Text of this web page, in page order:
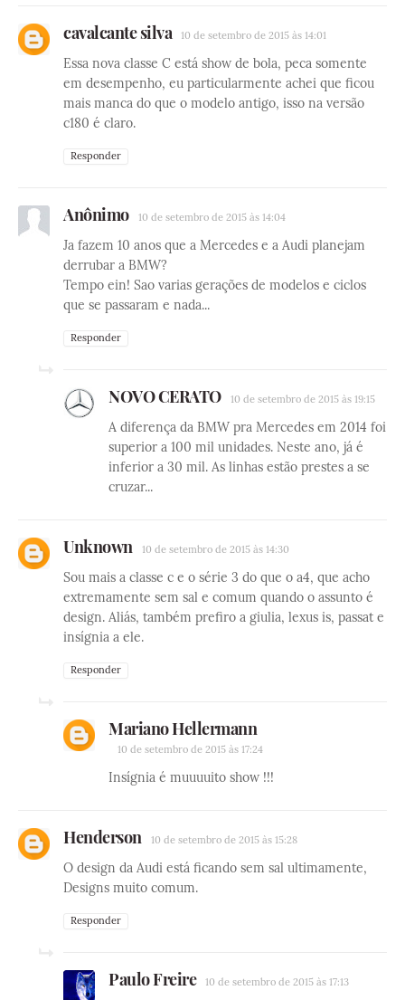
cavalcante silva 10 de setembro de 2015 às 14:01
Essa nova classe C está show de bola, peca somente
em desempenho, eu particularmente achei que ficou
mais manca do que o modelo antigo, isso na versão
c180 é claro.
Responder
Anônimo 10 de setembro de 2015 às 14:04
Ja fazem 10 anos que a Mercedes e a Audi planejam
derrubar a BMW?
Tempo ein! Sao varias gerações de modelos e ciclos
que se passaram e nada...
Responder
NOVO CERATO 10 de setembro de 2015 às 19:15
A diferença da BMW pra Mercedes em 2014 foi
superior a 100 mil unidades. Neste ano, já é
inferior a 30 mil. As linhas estão prestes a se
cruzar...
Unknown 10 de setembro de 2015 às 14:30
Sou mais a classe c e o série 3 do que o a4, que acho
extremamente sem sal e comum quando o assunto é
design. Aliás, também prefiro a giulia, lexus is, passat e
insígnia a ele.
Responder
Mariano Hellermann
10 de setembro de 2015 às 17:24
Insígnia é muuuuito show !!!
Henderson 10 de setembro de 2015 às 15:28
O design da Audi está ficando sem sal ultimamente,
Designs muito comum.
Responder
Paulo Freire 10 de setembro de 2015 às 17:13